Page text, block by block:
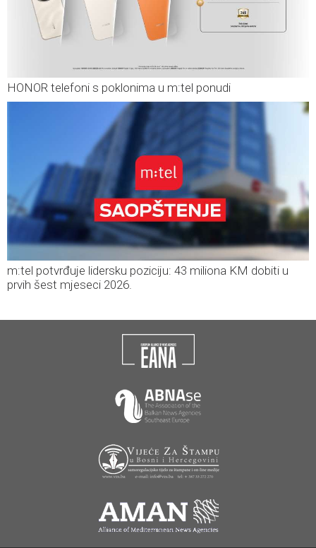
HONOR telefoni s poklonima u m:tel ponudi
m:tel potvrđuje lidersku poziciju: 43 miliona KM dobiti u
prvih šest mjeseci 2026.